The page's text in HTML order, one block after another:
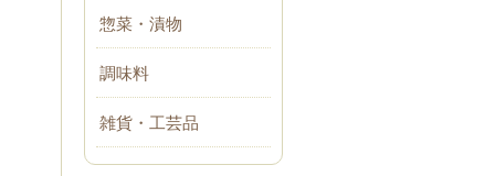
惣菜・漬物
調味料
雑貨・工芸品